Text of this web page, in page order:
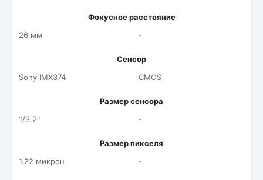
Фокусное расстояние
26 мм
-
Сенсор
Sony IMX374
CMOS
Размер сенсора
1/3.2"
-
Размер пикселя
1.22 микрон
-